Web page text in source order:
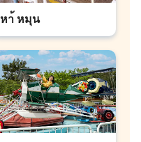
หา้ หมุน